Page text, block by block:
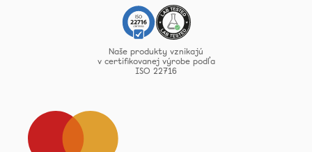
Naše produkty vznikajú
v certifikovanej výrobe podľa
ISO 22716